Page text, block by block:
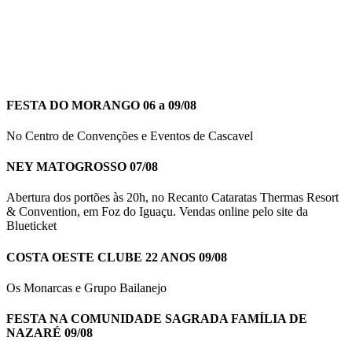
FESTA DO MORANGO 06 a 09/08
No Centro de Convenções e Eventos de Cascavel
NEY MATOGROSSO 07/08
Abertura dos portões às 20h, no Recanto Cataratas Thermas Resort
& Convention, em Foz do Iguaçu. Vendas online pelo site da
Blueticket
COSTA OESTE CLUBE 22 ANOS 09/08
Os Monarcas e Grupo Bailanejo
FESTA NA COMUNIDADE SAGRADA FAMÍLIA DE
NAZARÉ 09/08